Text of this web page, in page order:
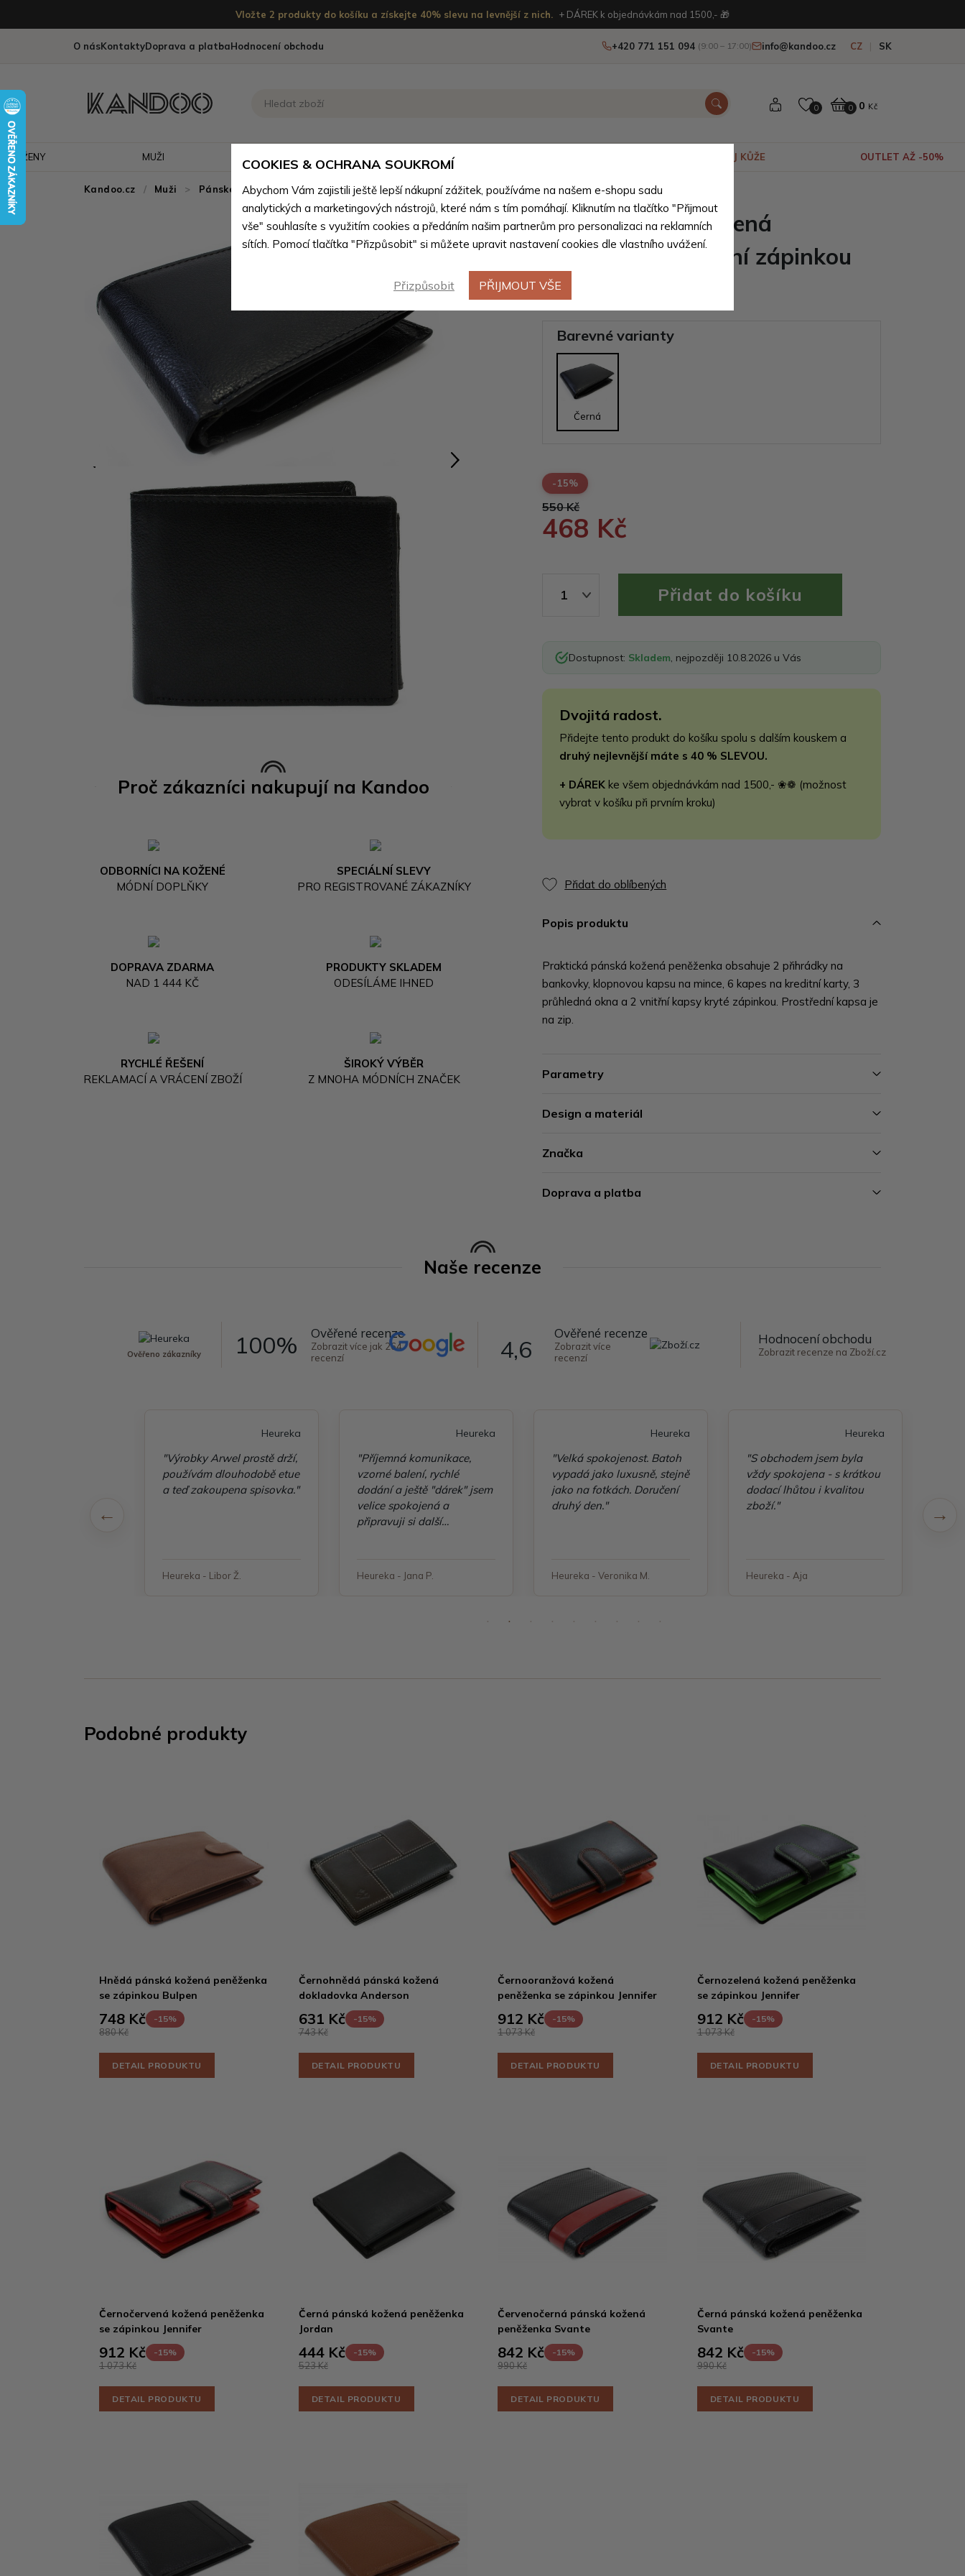
Vložte 2 produkty do košíku a získejte 40% slevu na levnější z nich. + DÁREK k objednávkám nad 1500,- 🎁
O násKontaktyDoprava a platbaHodnocení obchodu +420 771 151 094 (9:00 – 17:00) info@kandoo.cz CZ SK
0 0 0 Kč
ŽENY MUŽI VÝPRODEJ KŮŽE OUTLET AŽ -50%
Kandoo.cz Muži > Pánské peněženky > Pánské peněženky podle materiálu > Pánské peněženky z přírodní pravé kůže
Proč zákazníci nakupují na Kandoo
ODBORNÍCI NA KOŽENÉ
MÓDNÍ DOPLŇKY
SPECIÁLNÍ SLEVY
PRO REGISTROVANÉ ZÁKAZNÍKY
DOPRAVA ZDARMA
NAD 1 444 KČ
PRODUKTY SKLADEM
ODESÍLÁME IHNED
RYCHLÉ ŘEŠENÍ
REKLAMACÍ A VRÁCENÍ ZBOŽÍ
ŠIROKÝ VÝBĚR
Z MNOHA MÓDNÍCH ZNAČEK
Černá pánská kožená
peněženka s vnitřní zápinkou
Soron
Barevné varianty
Černá
-15%
550 Kč
468 Kč
1
Dostupnost: Skladem , nejpozději 10.8.2026 u Vás
Dvojitá radost.
Přidejte tento produkt do košíku spolu s dalším kouskem a
druhý nejlevnější máte s 40 % SLEVOU.
+ DÁREK ke všem objednávkám nad 1500,- ❀❁ (možnost
vybrat v košíku při prvním kroku)
Přidat do oblíbených
Popis produktu
Praktická pánská kožená peněženka obsahuje 2 přihrádky na
bankovky, klopnovou kapsu na mince, 6 kapes na kreditní karty, 3
průhledná okna a 2 vnitřní kapsy kryté zápinkou. Prostřední kapsa je
na zip.
Parametry
Design a materiál
Značka
Doprava a platba
Naše recenze
Ověřeno zákazníky 100% Ověřené recenze
Zobrazit více jak 264
recenzí
4,6
Ověřené recenze
Zobrazit více
recenzí
Hodnocení obchodu
Zobrazit recenze na Zboží.cz
Heureka
"Výrobky Arwel prostě drží,
používám dlouhodobě etue
a teď zakoupena spisovka."
Heureka - Libor Ž.
Heureka
"Příjemná komunikace,
vzorné balení, rychlé
dodání a ještě "dárek" jsem
velice spokojená a
připravuji si další
Heureka - Jana P.
Heureka
"Velká spokojenost. Batoh
vypadá jako luxusně, stejně
jako na fotkách. Doručení
druhý den."
Heureka - Veronika M.
Heureka
"S obchodem jsem byla
vždy spokojena - s krátkou
dodací lhůtou i kvalitou
zboží."
Heureka - Aja
Podobné produkty
Hnědá pánská kožená peněženka
se zápinkou Bulpen
748 Kč -15%
880 Kč
DETAIL PRODUKTU
Černohnědá pánská kožená
dokladovka Anderson
631 Kč -15%
743 Kč
DETAIL PRODUKTU
Černooranžová kožená
peněženka se zápinkou Jennifer
912 Kč -15%
1 073 Kč
DETAIL PRODUKTU
Černozelená kožená peněženka
se zápinkou Jennifer
912 Kč -15%
1 073 Kč
DETAIL PRODUKTU
Černočervená kožená peněženka
se zápinkou Jennifer
912 Kč -15%
1 073 Kč
DETAIL PRODUKTU
Černá pánská kožená peněženka
Jordan
444 Kč -15%
523 Kč
DETAIL PRODUKTU
Červenočerná pánská kožená
peněženka Svante
842 Kč -15%
990 Kč
DETAIL PRODUKTU
Černá pánská kožená peněženka
Svante
842 Kč -15%
990 Kč
DETAIL PRODUKTU
COOKIES & OCHRANA SOUKROMÍ
Abychom Vám zajistili ještě lepší nákupní zážitek, používáme na našem e-shopu sadu
analytických a marketingových nástrojů, které nám s tím pomáhají. Kliknutím na tlačítko "Přijmout
vše" souhlasíte s využitím cookies a předáním našim partnerům pro personalizaci na reklamních
sítích. Pomocí tlačítka "Přizpůsobit" si můžete upravit nastavení cookies dle vlastního uvážení.
Přizpůsobit PŘIJMOUT VŠE